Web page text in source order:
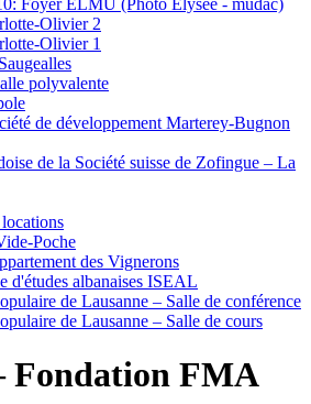
Olivier 2
Olivier 1
polyvalente
de développement Marterey-Bugnon
de la Société suisse de Zofingue – La
Poche
des Vignerons
d'études albanaises ISEAL
de Lausanne – Salle de conférence
de Lausanne – Salle de cours
Fondation FMA